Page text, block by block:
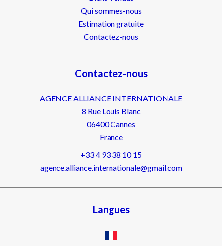
Qui sommes-nous
Estimation gratuite
Contactez-nous
Contactez-nous
AGENCE ALLIANCE INTERNATIONALE
8 Rue Louis Blanc
06400Cannes
France
+33 4 93 38 10 15
agence.alliance.internationale@gmail.com
Langues